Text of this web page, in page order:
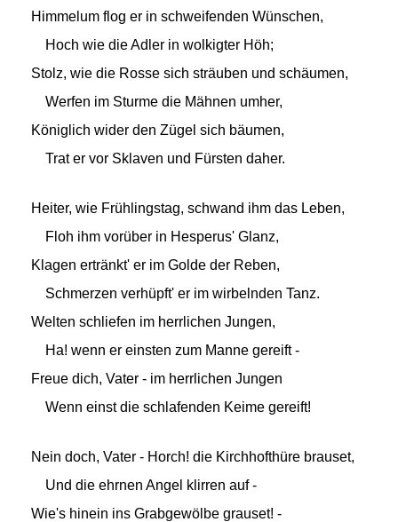
Himmelum flog er in schweifenden Wünschen,
Hoch wie die Adler in wolkigter Höh;
Stolz, wie die Rosse sich sträuben und schäumen,
Werfen im Sturme die Mähnen umher,
Königlich wider den Zügel sich bäumen,
Trat er vor Sklaven und Fürsten daher.
Heiter, wie Frühlingstag, schwand ihm das Leben,
Floh ihm vorüber in Hesperus' Glanz,
Klagen ertränkt' er im Golde der Reben,
Schmerzen verhüpft' er im wirbelnden Tanz.
Welten schliefen im herrlichen Jungen,
Ha! wenn er einsten zum Manne gereift -
Freue dich, Vater - im herrlichen Jungen
Wenn einst die schlafenden Keime gereift!
Nein doch, Vater - Horch! die Kirchhofthüre brauset,
Und die ehrnen Angel klirren auf -
Wie's hinein ins Grabgewölbe grauset! -